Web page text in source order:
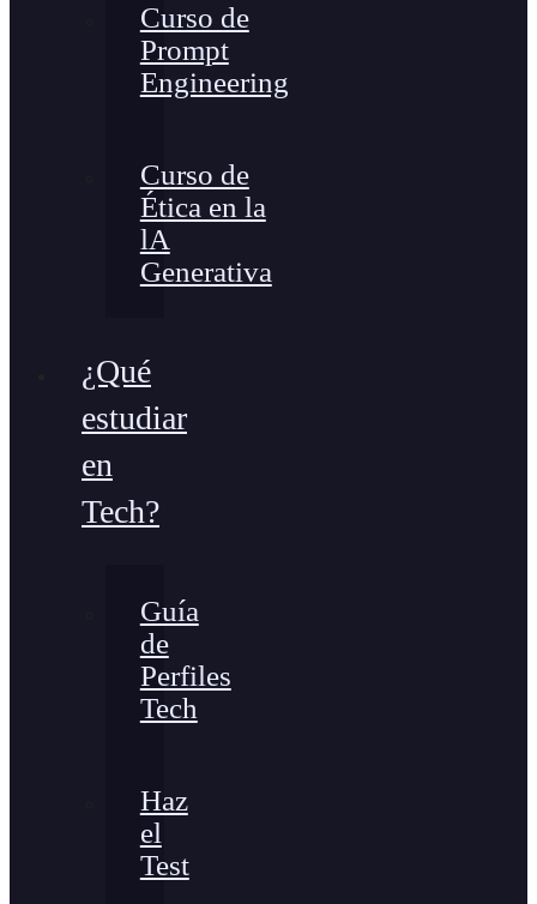
Curso de
Prompt
Engineering
Curso de
Ética en la
lA
Generativa
¿Qué
estudiar
en
Tech?
Guía
de
Perfiles
Tech
Haz
el
Test